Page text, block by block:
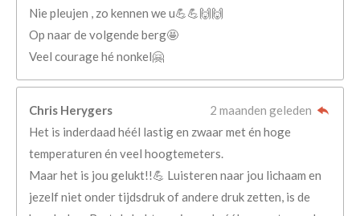
Nie pleujen , zo kennen we u💪💪🙌🙌
Op naar de volgende berg🤩
Veel courage hé nonkel🤗
Chris Herygers
2 maanden geleden
Het is inderdaad héél lastig en zwaar met én hoge
temperaturen én veel hoogtemeters.
Maar het is jou gelukt!!💪 Luisteren naar jou lichaam en
jezelf niet onder tijdsdruk of andere druk zetten, is de